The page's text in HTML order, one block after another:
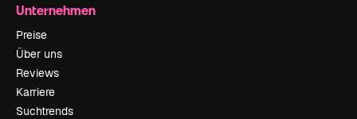
Unternehmen
Preise
Über uns
Reviews
Karriere
Suchtrends